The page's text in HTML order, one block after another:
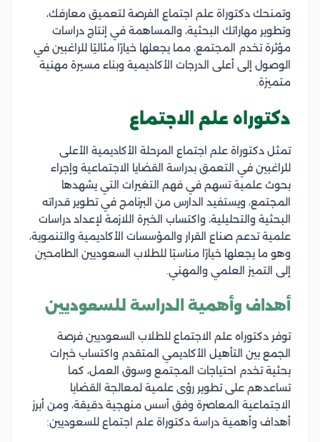
وتمنحك دكتوراة علم اجتماع الفرصة لتعميق معارفك،
وتطوير مهاراتك البحثية، والمساهمة في إنتاج دراسات
مؤثرة تخدم المجتمع، مما يجعلها خيارًا مثاليًا للراغبين في
الوصول إلى أعلى الدرجات الأكاديمية وبناء مسيرة مهنية
متميزة.
دكتوراه علم الاجتماع
تمثل دكتوراة علم اجتماع المرحلة الأكاديمية الأعلى
للراغبين في التعمق بدراسة القضايا الاجتماعية وإجراء
بحوث علمية تسهم في فهم التغيرات التي يشهدها
المجتمع، ويستفيد الدارس من البرنامج في تطوير قدراته
البحثية والتحليلية، واكتساب الخبرة اللازمة لإعداد دراسات
علمية تدعم صناع القرار والمؤسسات الأكاديمية والتنموية،
وهو ما يجعلها خيارًا مناسبًا للطلاب السعوديين الطامحين
إلى التميز العلمي والمهني.
أهداف وأهمية الدراسة للسعوديين
توفر دكتوراه علم الاجتماع للطلاب السعوديين فرصة
الجمع بين التأهيل الأكاديمي المتقدم واكتساب خبرات
بحثية تخدم احتياجات المجتمع وسوق العمل، كما
تساعدهم على تطوير رؤى علمية لمعالجة القضايا
الاجتماعية المعاصرة وفق أسس منهجية دقيقة، ومن أبرز
أهداف وأهمية دراسة دكتوراة علم اجتماع للسعوديين: